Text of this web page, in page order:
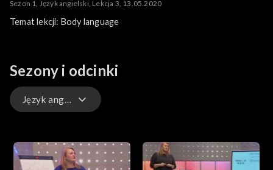
Sezon 1, Język angielski, Lekcja 3, 13.05.2020
Temat lekcji: Body language
Sezony i odcinki
Język angielski
Biologia